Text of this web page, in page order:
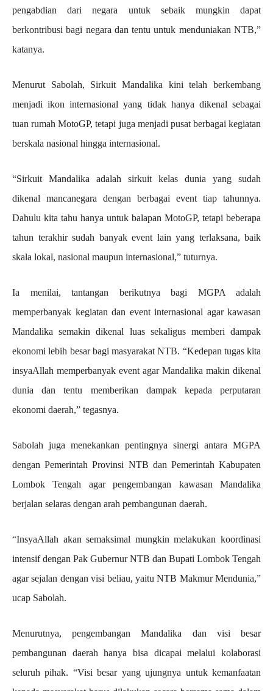
pengabdian dari negara untuk sebaik mungkin dapat
berkontribusi bagi negara dan tentu untuk menduniakan NTB,”
katanya.
Menurut Sabolah, Sirkuit Mandalika kini telah berkembang
menjadi ikon internasional yang tidak hanya dikenal sebagai
tuan rumah MotoGP, tetapi juga menjadi pusat berbagai kegiatan
berskala nasional hingga internasional.
“Sirkuit Mandalika adalah sirkuit kelas dunia yang sudah
dikenal mancanegara dengan berbagai event tiap tahunnya.
Dahulu kita tahu hanya untuk balapan MotoGP, tetapi beberapa
tahun terakhir sudah banyak event lain yang terlaksana, baik
skala lokal, nasional maupun internasional,” tuturnya.
Ia menilai, tantangan berikutnya bagi MGPA adalah
memperbanyak kegiatan dan event internasional agar kawasan
Mandalika semakin dikenal luas sekaligus memberi dampak
ekonomi lebih besar bagi masyarakat NTB. “Kedepan tugas kita
insyaAllah memperbanyak event agar Mandalika makin dikenal
dunia dan tentu memberikan dampak kepada perputaran
ekonomi daerah,” tegasnya.
Sabolah juga menekankan pentingnya sinergi antara MGPA
dengan Pemerintah Provinsi NTB dan Pemerintah Kabupaten
Lombok Tengah agar pengembangan kawasan Mandalika
berjalan selaras dengan arah pembangunan daerah.
“InsyaAllah akan semaksimal mungkin melakukan koordinasi
intensif dengan Pak Gubernur NTB dan Bupati Lombok Tengah
agar sejalan dengan visi beliau, yaitu NTB Makmur Mendunia,”
ucap Sabolah.
Menurutnya, pengembangan Mandalika dan visi besar
pembangunan daerah hanya bisa dicapai melalui kolaborasi
seluruh pihak. “Visi besar yang ujungnya untuk kemanfaatan